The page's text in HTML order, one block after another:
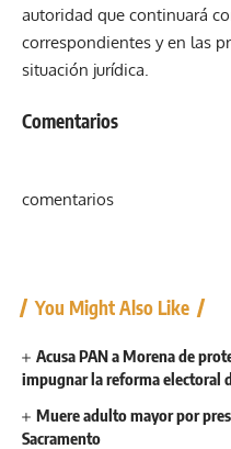
autoridad que continuará
correspondientes y en las
situación jurídica.
Comentarios
comentarios
You Might Also Like
Acusa PAN a Morena de
impugnar la reforma electoral
Muere adulto mayor por
Sacramento